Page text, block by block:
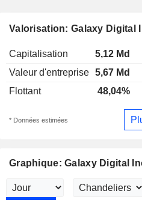
Valorisation: Galaxy Digital
Capitalisation 5,12 Md
Valeur d'entreprise 5,67 Md
Flottant
48,04%
* Données estimées
Graphique: Galaxy Digital